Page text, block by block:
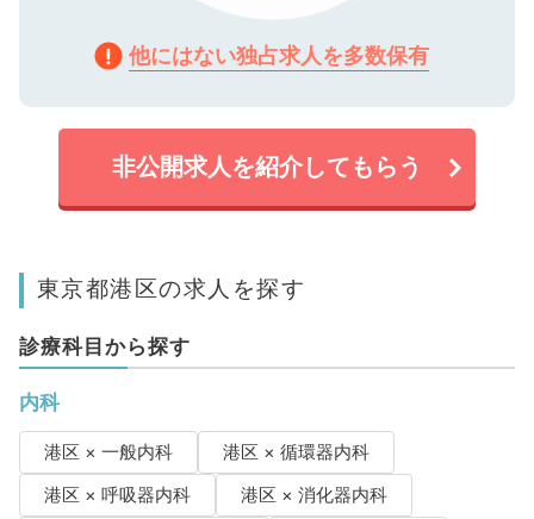
他にはない独占求人を多数保有
非公開求人を紹介してもらう
東京都港区の求人を探す
診療科目から探す
内科
港区 × 一般内科
港区 × 循環器内科
港区 × 呼吸器内科
港区 × 消化器内科